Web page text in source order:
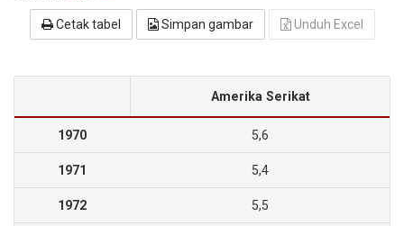
Cetak tabel Simpan gambar Unduh Excel
Amerika Serikat
1970 5,6
1971 5,4
1972 5,5